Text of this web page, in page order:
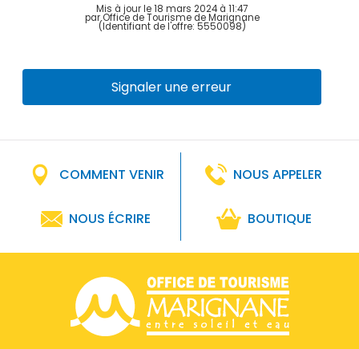
Mis à jour le 18 mars 2024 à 11:47
par Office de Tourisme de Marignane
(Identifiant de l'offre: 5550098)
Signaler une erreur
COMMENT VENIR NOUS APPELER
NOUS ÉCRIRE BOUTIQUE